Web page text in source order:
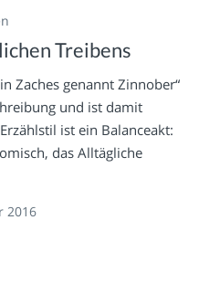
Treibens
Zaches genannt Zinnober“
und ist damit
ist ein Balanceakt:
das Alltägliche
2016